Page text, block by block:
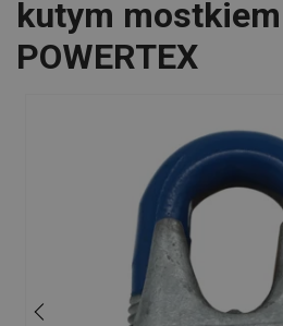
kutym
POWERTEX